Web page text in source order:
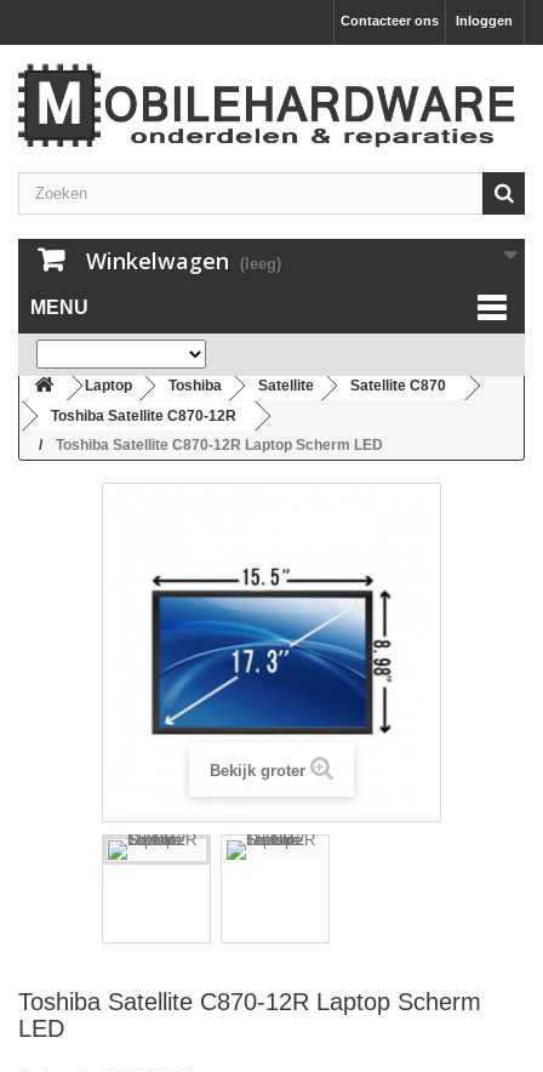
Inloggen
Contacteer ons
Winkelwagen (leeg)
MENU
Laptop Toshiba Satellite
Satellite C870
Toshiba Satellite C870-12R
Toshiba Satellite C870-12R Laptop Scherm LED
Bekijk groter
Toshiba Satellite C870-12R Laptop Scherm
LED